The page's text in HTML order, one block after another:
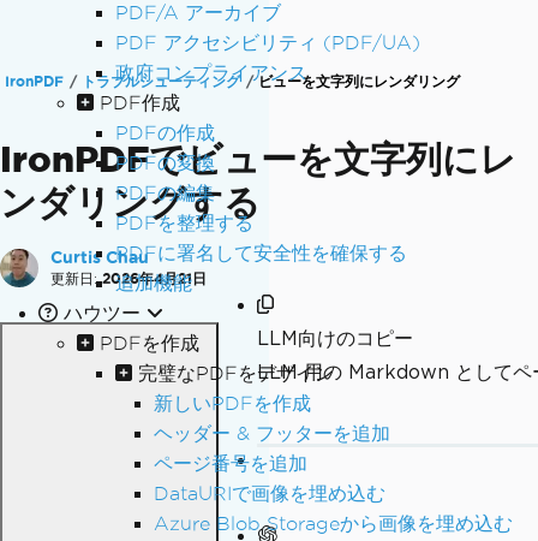
PDF/A アーカイブ
PDF アクセシビリティ (PDF/UA)
政府コンプライアンス
PDF作成
PDFの作成
PDFの変換
PDFの編集
PDFを整理する
PDFに署名して安全性を確保する
追加機能
ハウツー
PDFを作成
完璧なPDFをデザイン
新しいPDFを作成
ヘッダー & フッターを追加
ページ番号を追加
DataURIで画像を埋め込む
Azure Blob Storageから画像を埋め込む
IronPDF トラブルシューティング ビューを文字列にレンダリング
IronPDFでビューを文字列にレ
ンダリングする
Curtis Chau
更新日: 2026年4月21日
LLM向けのコピー
LLM 用の Markdown としてペ